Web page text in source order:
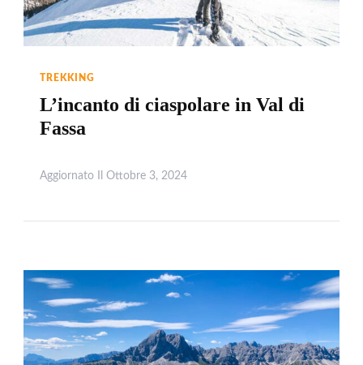
TREKKING
L’incanto di ciaspolare in Val di
Fassa
Aggiornato Il Ottobre 3, 2024